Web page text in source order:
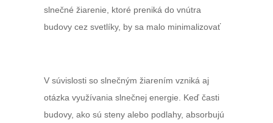
slnečné žiarenie, ktoré preniká do vnútra
budovy cez svetlíky, by sa malo minimalizovať
V súvislosti so slnečným žiarením vzniká aj
otázka využívania slnečnej energie. Keď časti
budovy, ako sú steny alebo podlahy, absorbujú